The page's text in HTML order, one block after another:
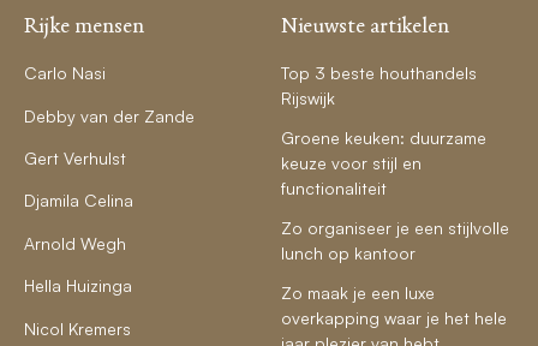
Rijke mensen
Carlo Nasi
Debby van der Zande
Gert Verhulst
Djamila Celina
Arnold Wegh
Hella Huizinga
Nicol Kremers
Nieuwste artikelen
Top 3 beste houthandels
Rijswijk
Groene keuken: duurzame
keuze voor stijl en
functionaliteit
Zo organiseer je een stijlvolle
lunch op kantoor
Zo maak je een luxe
overkapping waar je het hele